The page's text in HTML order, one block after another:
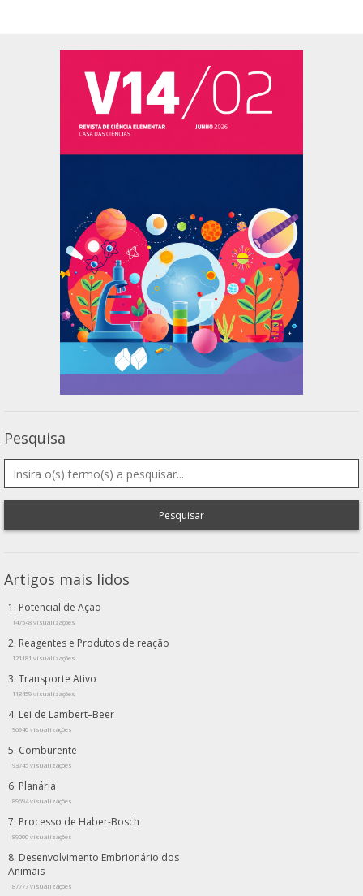
Pesquisa
Pesquisar
Artigos mais lidos
Potencial de Ação
147548 visualizações
Reagentes e Produtos de reação
121181 visualizações
Transporte Ativo
118459 visualizações
Lei de Lambert–Beer
96940 visualizações
Comburente
93745 visualizações
Planária
89694 visualizações
Processo de Haber-Bosch
89000 visualizações
Desenvolvimento Embrionário dos
Animais
87777 visualizações